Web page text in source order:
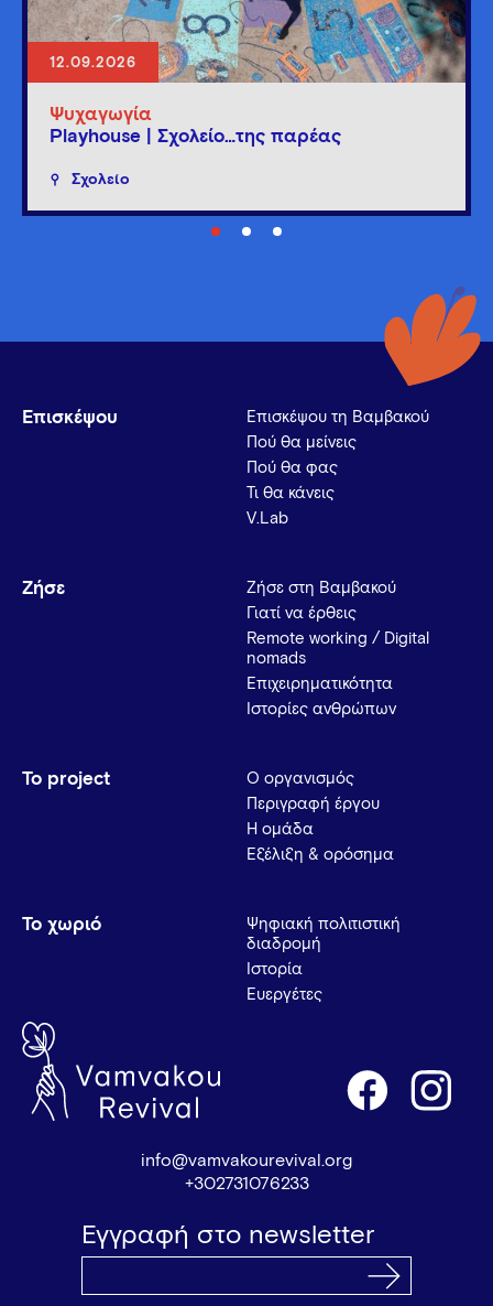
12.09.2026
Ψυχαγωγία
Playhouse | Σχολείο…της παρέας
Σχολείο
Επισκέψου
Επισκέψου τη Βαμβακού
Πού θα μείνεις
Πού θα φας
Τι θα κάνεις
V.Lab
Ζήσε
Ζήσε στη Βαμβακού
Γιατί να έρθεις
Remote working / Digital
nomads
Επιχειρηματικότητα
Ιστορίες ανθρώπων
Το project
Ο οργανισμός
Περιγραφή έργου
Η ομάδα
Εξέλιξη & ορόσημα
Το χωριό
Ψηφιακή πολιτιστική
διαδρομή
Ιστορία
Ευεργέτες
info@vamvakourevival.org
+302731076233
Εγγραφή στο newsletter